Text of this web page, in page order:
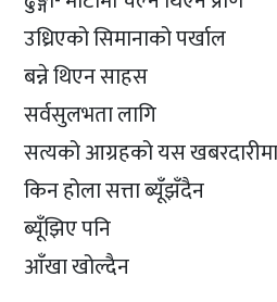
उध्रिएको सिमानाको पर्खाल
बन्ने थिएन साहस
सर्वसुलभता लागि
सत्यको आग्रहको यस खबरदारीमा
किन होला सत्ता ब्यूँझँदैन
ब्यूँझिए पनि
आँखा खोल्दैन